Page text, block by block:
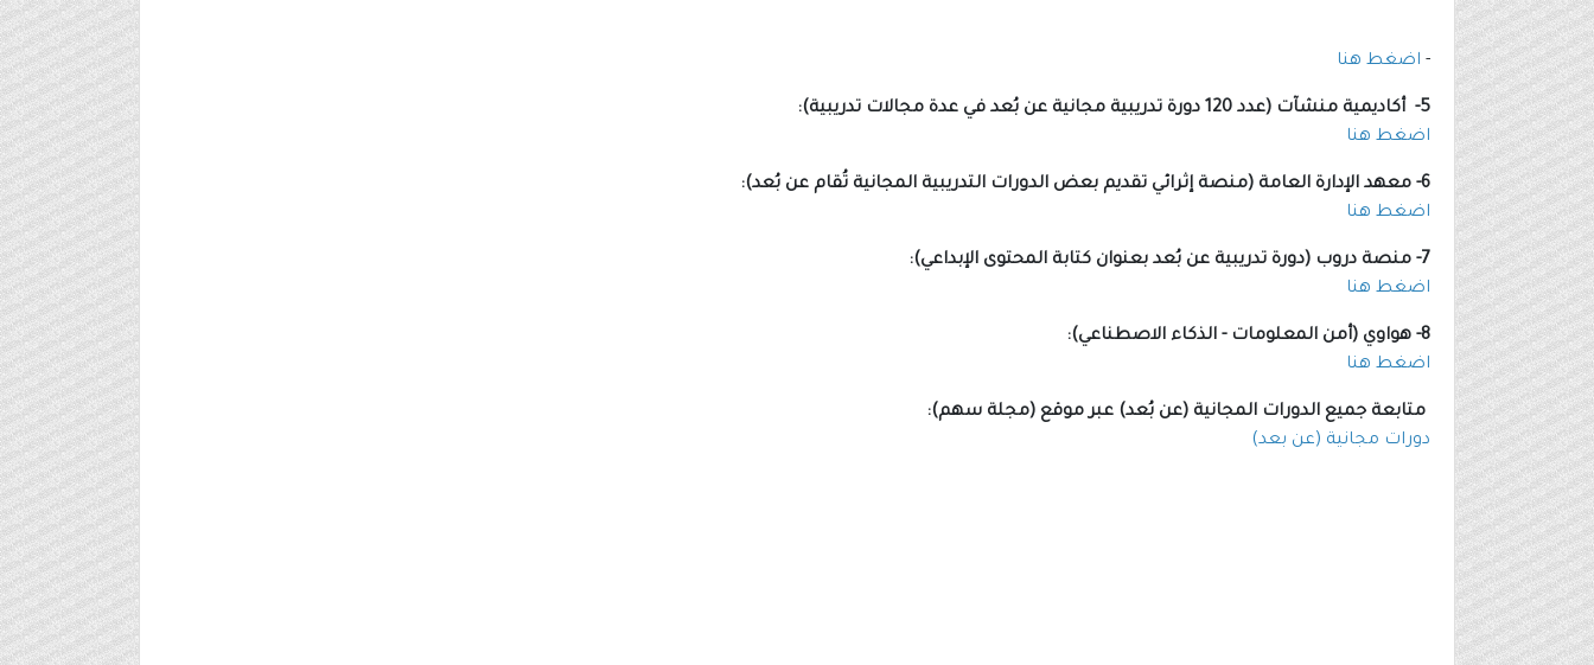
- اضغط هنا
5- أكاديمية منشآت (عدد 120 دورة تدريبية مجانية عن بُعد في عدة مجالات تدريبية):
اضغط هنا
6- معهد الإدارة العامة (منصة إثرائي تقديم بعض الدورات التدريبية المجانية تُقام عن بُعد):
اضغط هنا
7- منصة دروب (دورة تدريبية عن بُعد بعنوان كتابة المحتوى الإبداعي):
اضغط هنا
8- هواوي (أمن المعلومات - الذكاء الاصطناعي):
اضغط هنا
متابعة جميع الدورات المجانية (عن بُعد) عبر موقع (مجلة سهم):
دورات مجانية (عن بعد)